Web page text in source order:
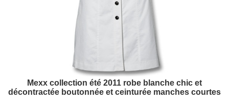
Mexx collection été 2011 robe blanche chic et
décontractée boutonnée et ceinturée manches courtes